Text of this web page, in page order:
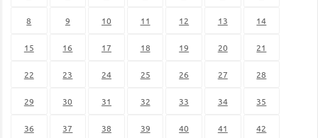
8 9 10 11 12 13 14
15 16 17 18 19 20 21
22 23 24 25 26 27 28
29 30 31 32 33 34 35
36 37 38 39 40 41 42